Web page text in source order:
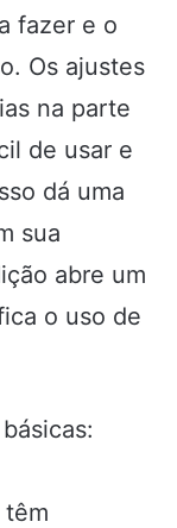
fazer e o
Os ajustes
na parte
de usar e
dá uma
sua
abre um
o uso de